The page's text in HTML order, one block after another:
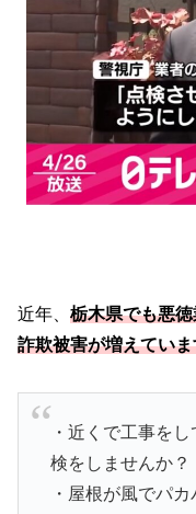
近年、 栃木県でも悪
詐欺被害が増えてい
・近くで工事を
検をしませんか？
・屋根が風でパ